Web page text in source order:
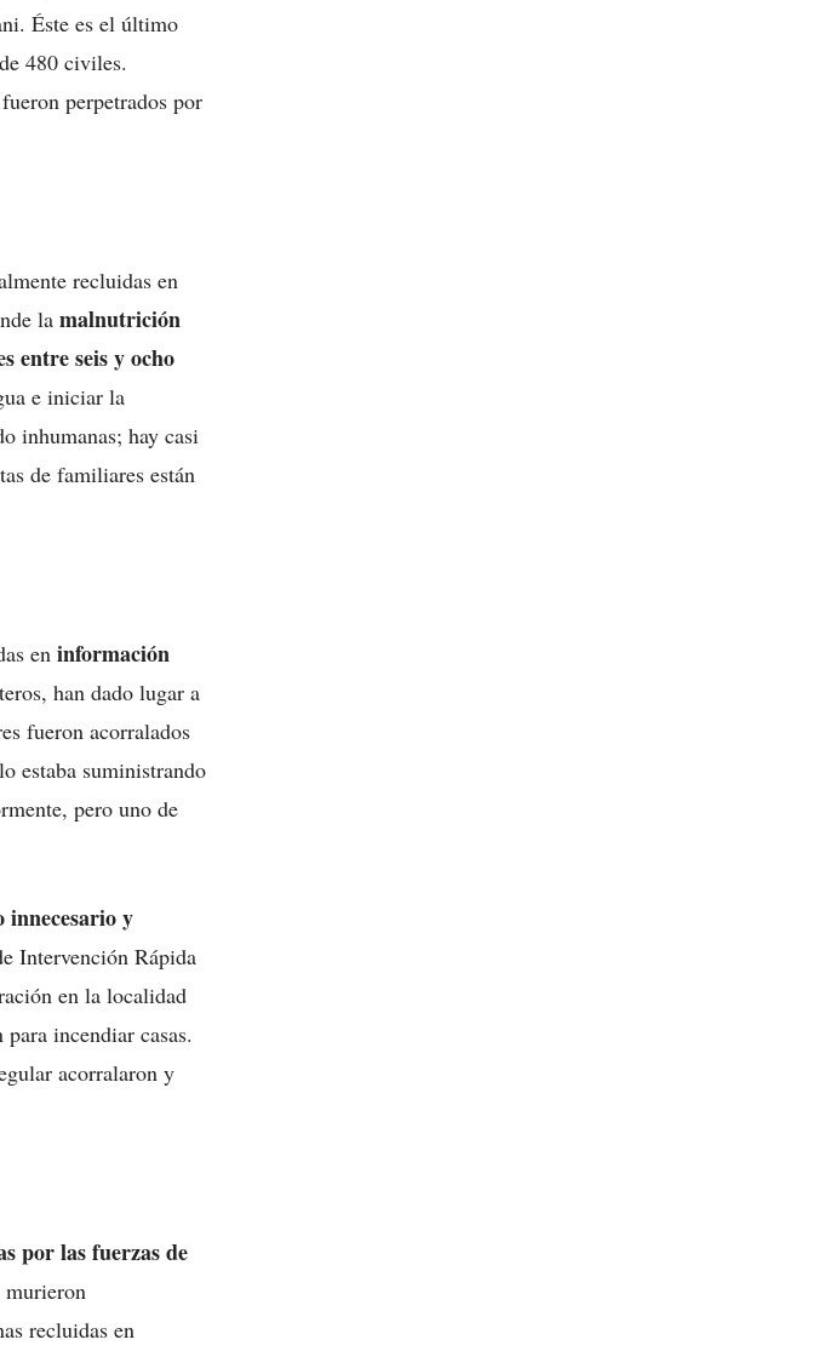
Éste es el último
480 civiles.
perpetrados por
recluidas en
la malnutrición
entre seis y ocho
e iniciar la
inhumanas; hay casi
de familiares están
en información
han dado lugar a
fueron acorralados
estaba suministrando
pero uno de
innecesario y
Intervención Rápida
en la localidad
incendiar casas.
acorralaron y
por las fuerzas de
murieron
recluidas en